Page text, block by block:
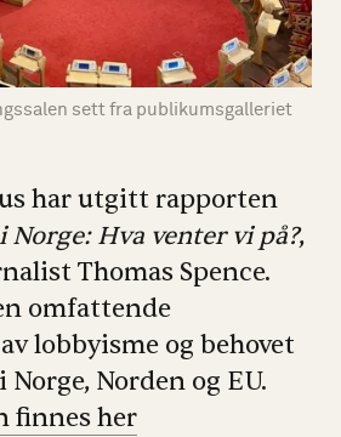
sett fra publikumsgalleriet
har utgitt rapporten
Hva venter vi på?,
Thomas Spence.
omfattende
lobbyisme og behovet
Norden og EU.
finnes her